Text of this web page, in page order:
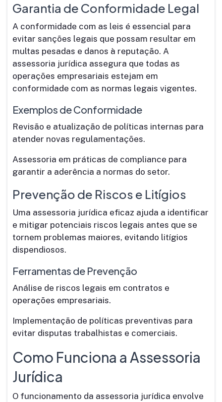
Garantia de Conformidade Legal
A conformidade com as leis é essencial para
evitar sanções legais que possam resultar em
multas pesadas e danos à reputação. A
assessoria jurídica assegura que todas as
operações empresariais estejam em
conformidade com as normas legais vigentes.
Exemplos de Conformidade
Revisão e atualização de políticas internas para
atender novas regulamentações.
Assessoria em práticas de compliance para
garantir a aderência a normas do setor.
Prevenção de Riscos e Litígios
Uma assessoria jurídica eficaz ajuda a identificar
e mitigar potenciais riscos legais antes que se
tornem problemas maiores, evitando litígios
dispendiosos.
Ferramentas de Prevenção
Análise de riscos legais em contratos e
operações empresariais.
Implementação de políticas preventivas para
evitar disputas trabalhistas e comerciais.
Como Funciona a Assessoria
Jurídica
O funcionamento da assessoria jurídica envolve